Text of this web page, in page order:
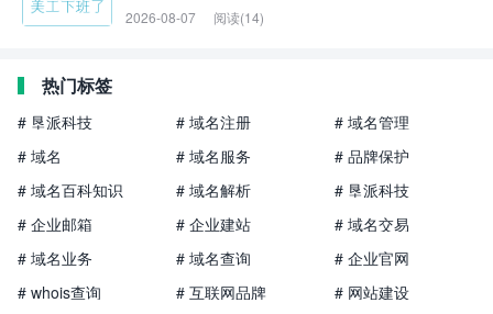
2026-08-07 阅读(14)
热门标签
# 垦派科技 # 域名注册
# 域名管理
# 域名
# 域名服务
# 品牌保护
# 域名百科知识
# 域名解析
# 垦派科技
# 企业邮箱
# 企业建站
# 域名交易
# 域名业务
# 域名查询
# 企业官网
# whois查询
# 互联网品牌
# 网站建设